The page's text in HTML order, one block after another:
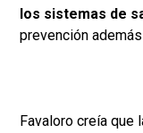
los sistemas de
prevención
Favaloro creía que